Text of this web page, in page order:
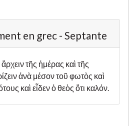
en grec - Septante
ἄρχειν τῆς ἡμέρας καὶ τῆς
ἀνὰ μέσον τοῦ φωτὸς καὶ
καὶ εἶδεν ὁ θεὸς ὅτι καλόν.